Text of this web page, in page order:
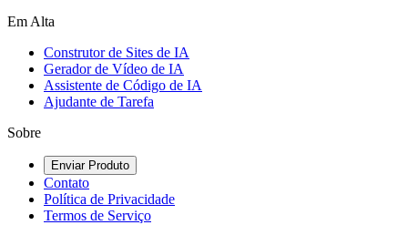
Em Alta
Construtor de Sites de IA
Gerador de Vídeo de IA
Assistente de Código de IA
Ajudante de Tarefa
Sobre
Enviar Produto
Contato
Política de Privacidade
Termos de Serviço